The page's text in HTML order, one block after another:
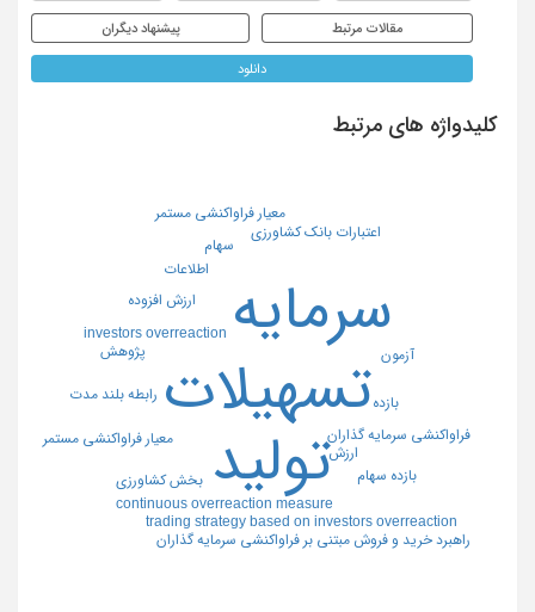
مقالات مرتبط پیشنهاد دیگران
دانلود
کلیدواژه های مرتبط
تسهیلات
تولید
سرمایه
continuous overreaction measure
investors overreaction
trading strategy based on investors overreaction
ارزش افزوده
اعتبارات بانک کشاورزی
بخش کشاورزی
رابطه بلند مدت
راهبرد خرید و فروش مبتنی بر فراواکنشی سرمایه گذاران
فراواکنشی سرمایه گذاران معیار فراواکنشی مستمر
آزمون
ارزش
اطلاعات
بازده
بازده سهام
پژوهش
سهام
معیار فراواکنشی مستمر